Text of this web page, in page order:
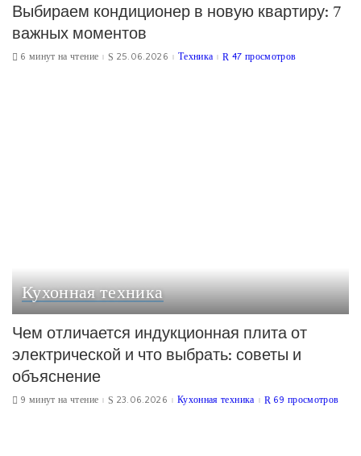
Выбираем кондиционер в новую квартиру: 7
важных моментов
6 минут на чтение 25.06.2026 Техника 47 просмотров
Кухонная техника
Чем отличается индукционная плита от
электрической и что выбрать: советы и
объяснение
9 минут на чтение 23.06.2026 Кухонная техника 69 просмотров